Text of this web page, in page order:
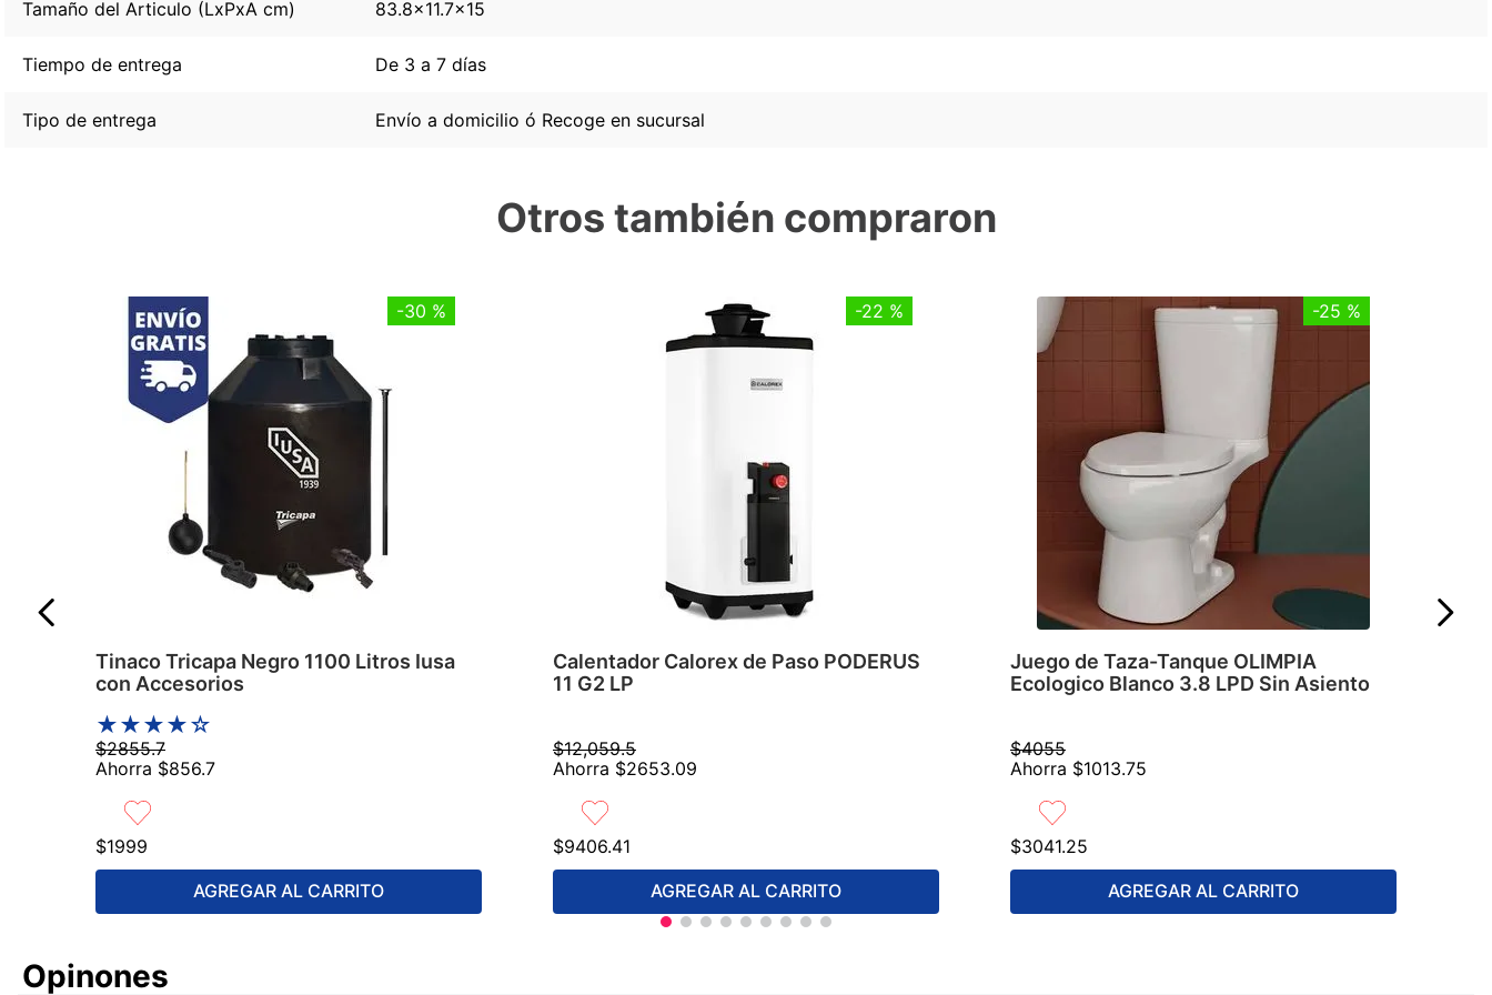
Tamaño del Articulo (LxPxA cm) 83.8x11.7x15
Tiempo de entrega De 3 a 7 días
Tipo de entrega Envío a domicilio ó Recoge en sucursal
Otros también compraron
-30 %
Tinaco Tricapa Negro 1100 Litros Iusa
con Accesorios
★★★★☆
$2855.7
Ahorra $856.7
$1999
AGREGAR AL CARRITO
-22 %
Calentador Calorex de Paso PODERUS
11 G2 LP
$12,059.5
Ahorra $2653.09
$9406.41
AGREGAR AL CARRITO
-25 %
Juego de Taza-Tanque OLIMPIA
Ecologico Blanco 3.8 LPD Sin Asiento
$4055
Ahorra $1013.75
$3041.25
AGREGAR AL CARRITO
Comentarios